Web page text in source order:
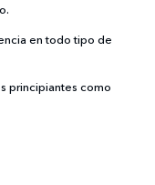
en todo tipo de
principiantes como